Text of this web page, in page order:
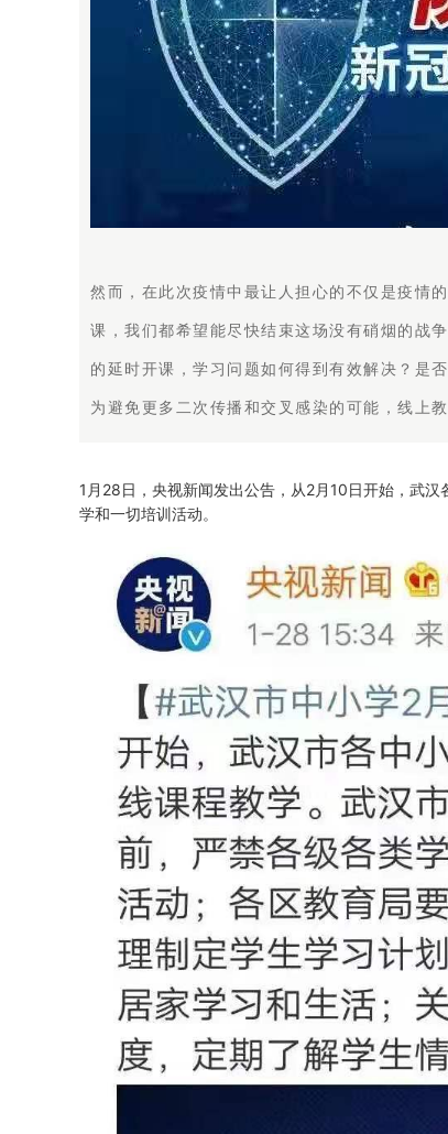
然而，在此次疫情中最让人担心的不仅是疫情
课，我们都希望能尽快结束这场没有硝烟的战
的延时开课，学习问题如何得到有效解决？是
为避免更多二次传播和交叉感染的可能，线上
1月28日，央视新闻发出公告，从2月10日开始，武
学和一切培训活动。